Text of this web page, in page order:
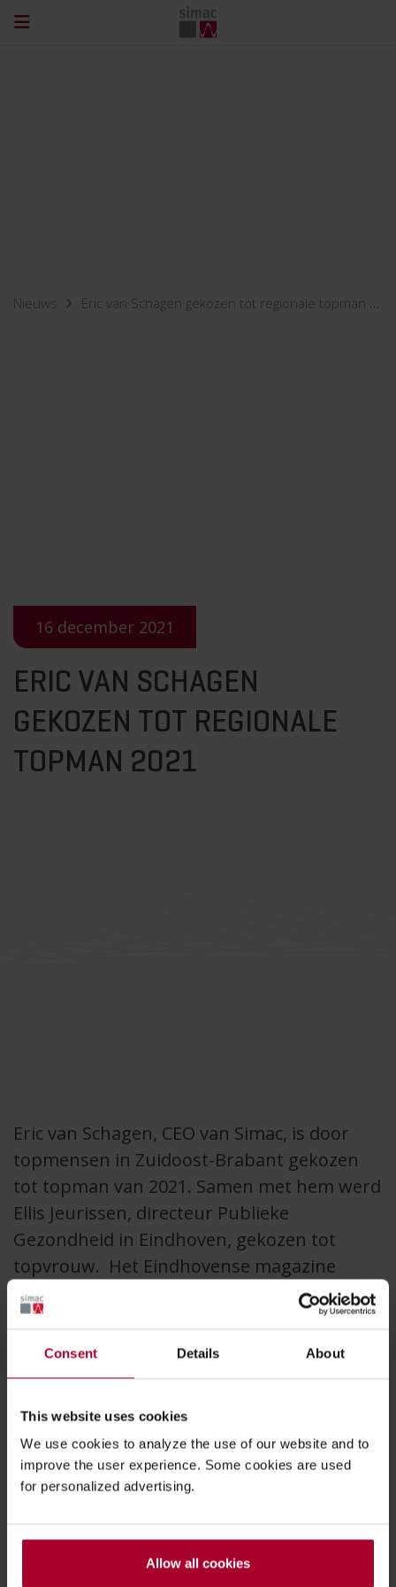
Consent Details About
This website uses cookies
We use cookies to analyze the use of our website and to
improve the user experience. Some cookies are used
for personalized advertising.
Allow all cookies
Nieuws Eric van Schagen gekozen tot regionale topman 2021
16 december 2021
ERIC VAN SCHAGEN
GEKOZEN TOT REGIONALE
TOPMAN 2021
Eric van Schagen, CEO van Simac, is door
topmensen in Zuidoost-Brabant gekozen
tot topman van 2021. Samen met hem werd
Ellis Jeurissen, directeur Publieke
Gezondheid in Eindhoven, gekozen tot
topvrouw. Het Eindhovense magazine
FRITS maakte de uitslag van de verkiezing
woensdagavond bekend tijdens een (online)
uitzending
van de presentatie van de FRITS
Top 50.